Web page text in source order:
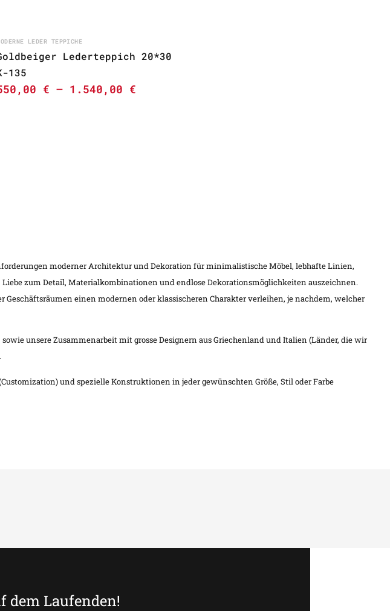
LEDER TEPPICHE
Lederteppich 20*30
135
€ – 1.540,00 €
moderner Architektur und Dekoration für minimalistische Möbel, lebhafte Linien,
zum Detail, Materialkombinationen und endlose Dekorationsmöglichkeiten auszeichnen.
einen modernen oder klassischeren Charakter verleihen, je nachdem, welcher
unsere Zusammenarbeit mit grosse Designern aus Griechenland und Italien (Länder, die wir
und spezielle Konstruktionen in jeder gewünschten Größe, Stil oder Farbe
dem Laufenden!